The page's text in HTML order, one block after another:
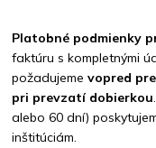
Platobné podmienky
faktúru s kompletnými
požadujeme vopred
pri prevzatí dobierkou
alebo 60 dní)
inštitúciám.